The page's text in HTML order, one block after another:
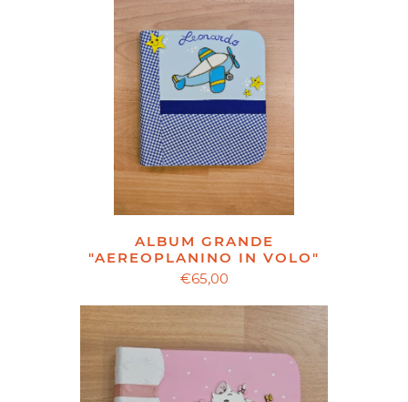
ALBUM GRANDE
"AEREOPLANINO IN VOLO"
€65,00